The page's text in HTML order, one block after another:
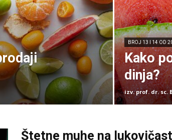
BROJ 13 I 14 OD
Kako
dinja?
izv. prof. dr. sc.
Štetne muhe na